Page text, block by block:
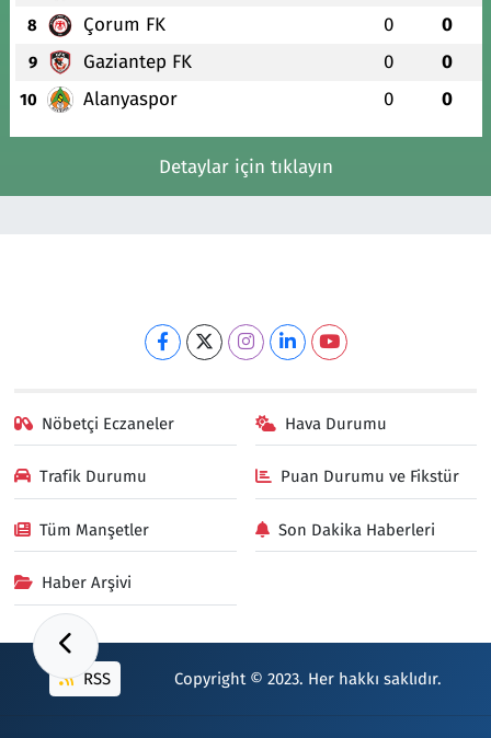
8 Çorum FK 0 0
9 Gaziantep FK 0 0
10 Alanyaspor 0 0
Detaylar için tıklayın
Nöbetçi Eczaneler Hava Durumu
Trafik Durumu Puan Durumu ve Fikstür
Tüm Manşetler Son Dakika Haberleri
Haber Arşivi
RSS Copyright © 2023. Her hakkı saklıdır.